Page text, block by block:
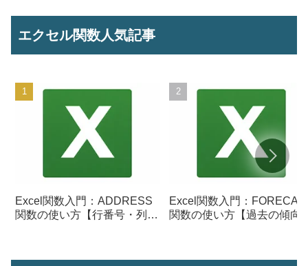
エクセル関数人気記事
Excel関数入門：ADDRESS
関数の使い方【行番号・列番
Excel関数入門：
関数の使い方【過去の傾向